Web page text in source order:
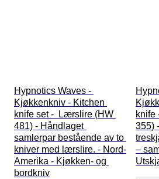
Hypnotics Waves -
Kjøkkenkniv - Kitchen
knife set -  Lærslire (HW
481) - Håndlaget
samlerpar bestående av to
kniver med lærslire. - Nord-
Amerika - Kjøkken- og
bordkniv
knife
355)
–